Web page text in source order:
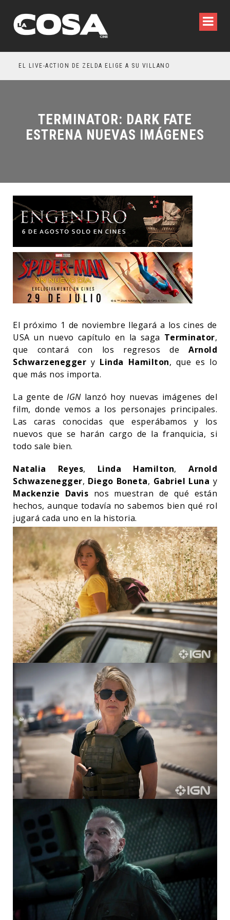
EL LIVE-ACTION DE ZELDA ELIGE A SU VILLANO
TERMINATOR: DARK FATE
ESTRENA NUEVAS IMÁGENES
El próximo 1 de noviembre llegará a los cines de
USA un nuevo capítulo en la saga Terminator,
que contará con los regresos de Arnold
Schwarzenegger y Linda Hamilton, que es lo
que más nos importa.
La gente deIGNlanzó hoy nuevas imágenes del
film, donde vemos a los personajes principales.
Las caras conocidas que esperábamos y los
nuevos que se harán cargo de la franquicia, si
todo sale bien.
Natalia Reyes, Linda Hamilton, Arnold
Schwazenegger, Diego Boneta, Gabriel Luna y
Mackenzie Davis nos muestran de qué están
hechos, aunque todavía no sabemos bien qué rol
jugará cada uno en la historia.